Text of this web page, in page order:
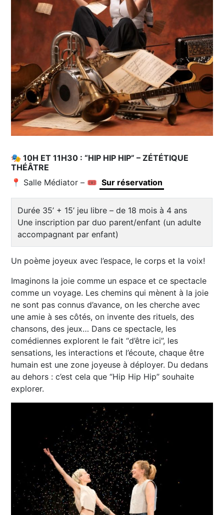
🎭 10H ET 11H30 : “HIP HIP HIP” – ZÉTÉTIQUE
THÉÂTRE
📍 Salle Médiator – 🎟️ Sur réservation
Durée 35’ + 15’ jeu libre – de 18 mois à 4 ans
Une inscription par duo parent/enfant (un adulte
accompagnant par enfant)
Un poème joyeux avec l’espace, le corps et la voix!
Imaginons la joie comme un espace et ce spectacle
comme un voyage. Les chemins qui mènent à la joie
ne sont pas connus d’avance, on les cherche avec
une amie à ses côtés, on invente des rituels, des
chansons, des jeux… Dans ce spectacle, les
comédiennes explorent le fait “d’être ici”, les
sensations, les interactions et l’écoute, chaque être
humain est une zone joyeuse à déployer. Du dedans
au dehors : c’est cela que “Hip Hip Hip” souhaite
explorer.